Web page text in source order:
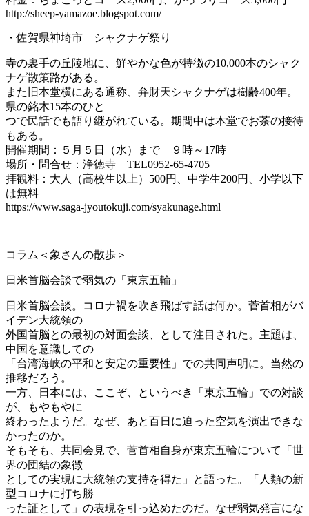
http://sheep-yamazoe.blogspot.com/
・佐賀県神埼市 シャクナゲ祭り
寺の裏手の丘陵地に、鮮やかな色が特徴の10,000本のシャク
ナゲ散策路がある。
また旧本堂横にある通称、弁財天シャクナゲは樹齢400年。
県の銘木15本のひと
つで民話でも語り継がれている。期間中は本堂でお茶の接待
もある。
開催期間：５月５日（水）まで ９時～17時
場所・問合せ：浄徳寺 TEL0952-65-4705
拝観料：大人（高校生以上）500円、中学生200円、小学以下
は無料
https://www.saga-jyoutokuji.com/syakunage.html
コラム＜象さんの散歩＞
日米首脳会談で弱気の「東京五輪」
日米首脳会談。コロナ禍を吹き飛ばす話は何か。菅首相がバ
イデン大統領の
外国首脳との最初の対面会談、として注目された。主題は、
中国を意識しての
「台湾海峡の平和と安定の重要性」での共同声明に。当然の
推移だろう。
一方、日本には、ここぞ、というべき「東京五輪」での対談
が、もやもやに
終わったようだ。なぜ、あと百日に迫った空気を演出できな
かったのか。
そもそも、共同会見で、菅首相自身が東京五輪について「世
界の団結の象徴
としての実現に大統領の支持を得た」と語った。「人類の新
型コロナに打ち勝
った証として」の表現を引っ込めたのだ。なぜ弱気発言にな